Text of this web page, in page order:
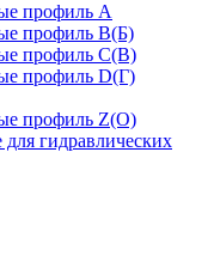
профиль A
профиль B(Б)
профиль C(В)
профиль D(Г)
профиль Z(О)
гидравлических